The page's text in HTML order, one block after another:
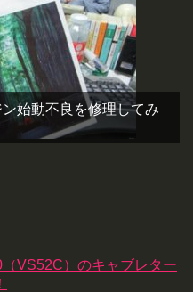
始動不良を修理してみ
VS52C）のキャブレター